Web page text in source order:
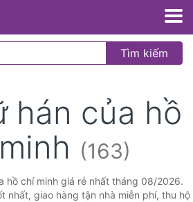
Tìm kiếm
hán của hồ
(163)
hồ chí minh giá rẻ nhất tháng 08/2026.
nhất, giao hàng tận nhà miễn phí, thu hộ